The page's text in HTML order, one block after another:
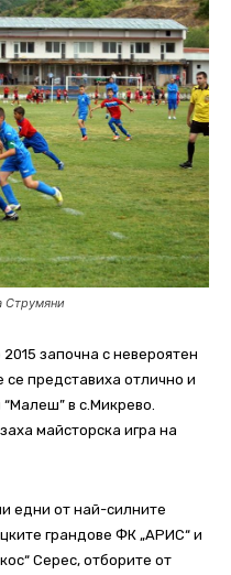
Струмяни
започна с невероятен
се представиха отлично и
в с.Микрево.
майсторска игра на
едни от най-силните
грандове ФК „АРИС“ и
Серес, отборите от